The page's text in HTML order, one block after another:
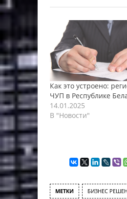
Как это устроено:
ЧУП в Республике
14.01.2025
В "Новости"
МЕТКИ БИЗНЕС